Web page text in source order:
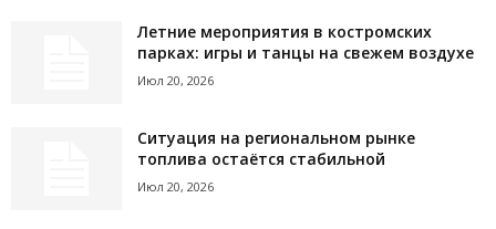
Летние мероприятия в костромских
парках: игры и танцы на свежем воздухе
Июл 20, 2026
Ситуация на региональном рынке
топлива остаётся стабильной
Июл 20, 2026